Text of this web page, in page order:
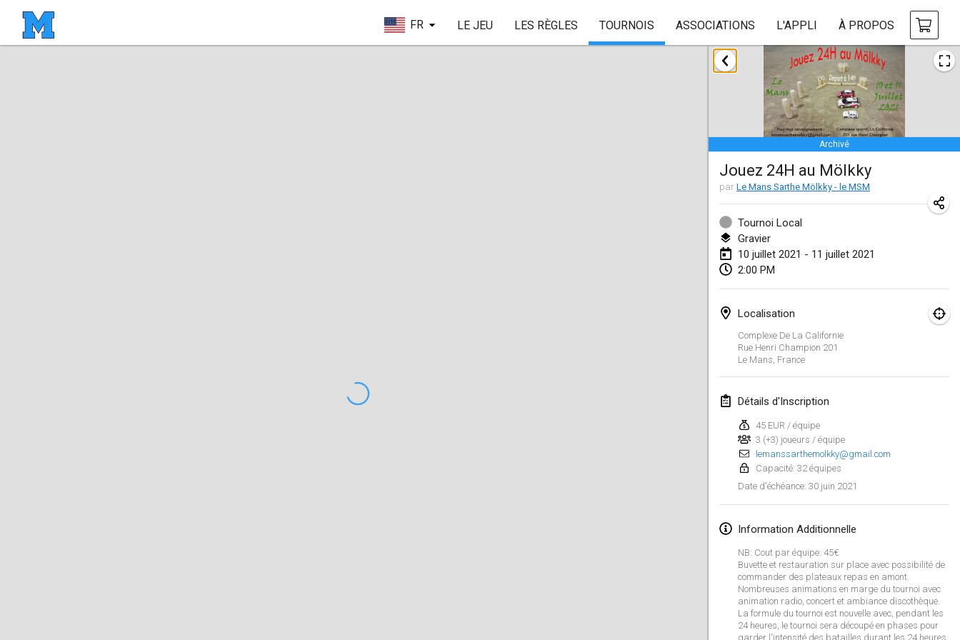
FR LE JEU LES RÈGLES TOURNOIS ASSOCIATIONS L'APPLI À PROPOS
Archivé
Jouez 24H au Mölkky
par Le Mans Sarthe Mölkky - le MSM
Tournoi Local
Gravier
10 juillet 2021 - 11 juillet 2021
2:00 PM
Localisation
Complexe De La Californie
Rue Henri Champion 201
Le Mans France
Détails d'Inscription
45 EUR / équipe
3 (+3) joueurs / équipe
lemanssarthemolkky@gmail.com
Capacité: 32 équipes
Date d'échéance: 30 juin 2021
Information Additionnelle
NB: Cout par équipe: 45€
Buvette et restauration sur place avec possibilité de
commander des plateaux repas en amont.
Nombreuses animations en marge du tournoi avec
animation radio, concert et ambiance discothèque.
La formule du tournoi est nouvelle avec, pendant les
24 heures, le tournoi sera découpé en phases pour
garder l'intensité des batailles durant les 24 heures
février 2021
13 févr. 2021|Finlande
Tournoi d'adresse "couvre feu"
19 févr. 2021 | France
Australian Finska Championship
20 févr. 2021
mars 2021
Grand Prix de la Sarthe
Open de Boulay Triplette
20 mars 2021
avril 2021
Tournoi du printemps confiné
9 avr. 2021|France
ANNULÉ
Indoor de la CASAS
10 avr. 2021|République tchèque
ANNULÉ
Doublette du Molkkamis
24 avr. 2021|Belgique
ANNULÉ
Individuel du Molkkamis